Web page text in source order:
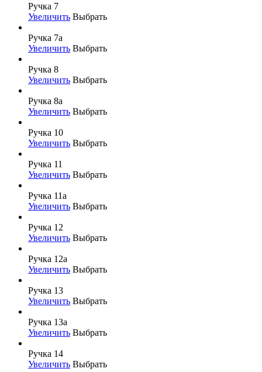
Ручка 7
Увеличить Выбрать
Ручка 7а
Увеличить Выбрать
Ручка 8
Увеличить Выбрать
Ручка 8а
Увеличить Выбрать
Ручка 10
Увеличить Выбрать
Ручка 11
Увеличить Выбрать
Ручка 11а
Увеличить Выбрать
Ручка 12
Увеличить Выбрать
Ручка 12а
Увеличить Выбрать
Ручка 13
Увеличить Выбрать
Ручка 13а
Увеличить Выбрать
Ручка 14
Увеличить Выбрать